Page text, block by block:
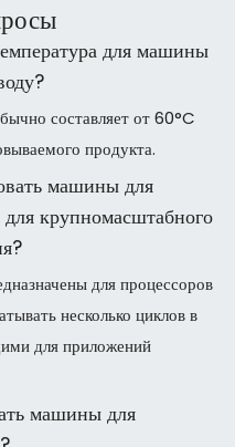
для машины
составляет от 60°C
продукта.
машины для
крупномасштабного
для процессоров
несколько циклов в
для приложений
машины для